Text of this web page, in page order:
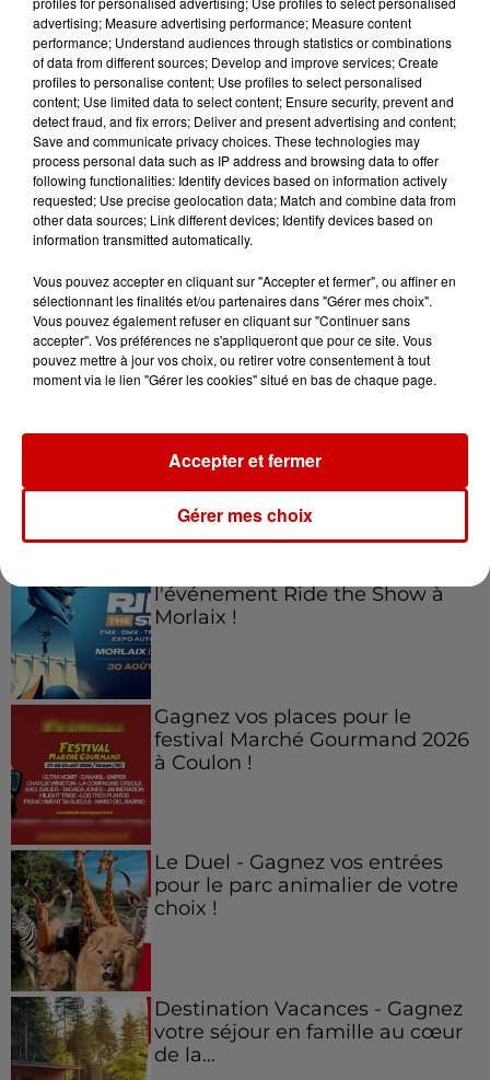
12h37
Bordeaux : un voleur traverse le
faux plafond de l'hôpital et...
11h28
Le Choc des terroirs : le Curé
Nantais ou le Chabichou du
Poitou ?...
11h11
Face aux aboiements de chiens
bruyants, cette commune de
l’Ouest...
l'événement Ride the Show à
Morlaix !
Gagnez vos places pour le
festival Marché Gourmand 2026
à Coulon !
Le Duel - Gagnez vos entrées
pour le parc animalier de votre
choix !
Destination Vacances - Gagnez
votre séjour en famille au cœur
de la...
advertising; Measure advertising performance; Measure content
performance; Understand audiences through statistics or combinations
of data from different sources; Develop and improve services; Create
profiles to personalise content; Use profiles to select personalised
content; Use limited data to select content; Ensure security, prevent and
detect fraud, and fix errors; Deliver and present advertising and content;
Save and communicate privacy choices. These technologies may
process personal data such as IP address and browsing data to offer
following functionalities: Identify devices based on information actively
requested; Use precise geolocation data; Match and combine data from
other data sources; Link different devices; Identify devices based on
information transmitted automatically.
Vous pouvez accepter en cliquant sur "Accepter et fermer", ou affiner en
sélectionnant les finalités et/ou partenaires dans "Gérer mes choix".
Vous pouvez également refuser en cliquant sur "Continuer sans
accepter". Vos préférences ne s'appliqueront que pour ce site. Vous
pouvez mettre à jour vos choix, ou retirer votre consentement à tout
moment via le lien "Gérer les cookies" situé en bas de chaque page.
Gérer mes choix
Accepter et fermer